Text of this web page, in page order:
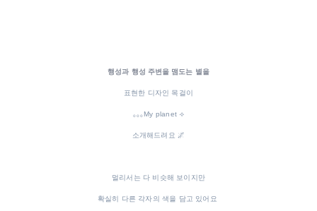
행성과 행성 주변을 맴도는 별을
표현한 디자인 목걸이
｡｡｡My planet ⟢
소개해드려요 🌌
멀리서는 다 비슷해 보이지만
확실히 다른 각자의 색을 담고 있어요